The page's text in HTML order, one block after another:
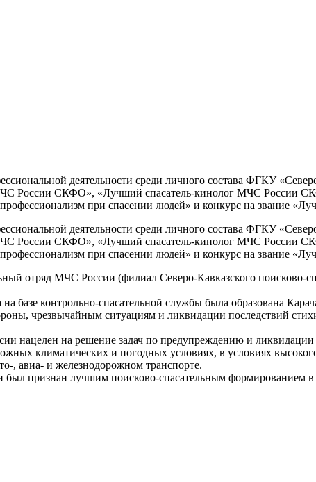
деятельности среди личного состава ФГКУ
России СКФО», «Лучший спасатель-кинолог МЧС России
при спасении людей» и конкурс на звание
деятельности среди личного состава ФГКУ
России СКФО», «Лучший спасатель-кинолог МЧС России
при спасении людей» и конкурс на звание
отряд МЧС России (филиал Северо-Кавказского
базе контрольно-спасательной службы была образована
чрезвычайным ситуациям и ликвидации последствий
нацелен на решение задач по предупреждению и
климатических и погодных условиях, в условиях
, авиа- и железнодорожном транспорте.
признан лучшим поисково-спасательным формированием в